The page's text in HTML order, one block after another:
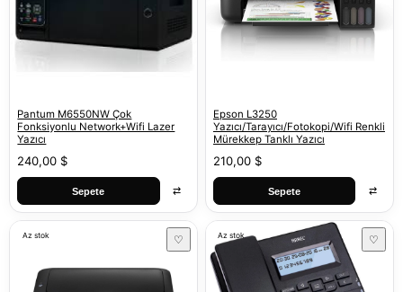
Pantum M6550NW Çok
Fonksiyonlu Network+Wifi Lazer
Yazıcı
240,00 $
Sepete ⇄
Epson L3250
Yazıcı/Tarayıcı/Fotokopi/Wifi Renkli
Mürekkep Tanklı Yazıcı
210,00 $
Sepete ⇄
Az stok ♡ Az stok ♡